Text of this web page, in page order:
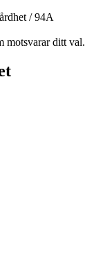
/ 94A
motsvarar ditt val.